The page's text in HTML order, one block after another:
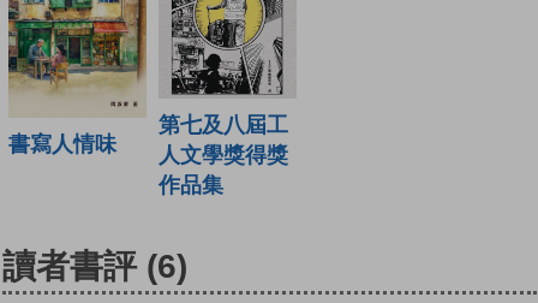
書寫人情味
第七及八屆工
人文學獎得獎
作品集
讀者書評 (6)